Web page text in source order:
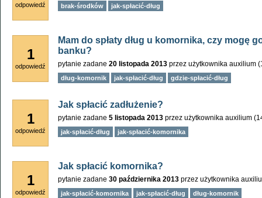
odpowiedź brak-środków jak-spłacić-dług
1
odpowiedź
Mam do spłaty dług u komornika, czy mogę
banku?
pytanie zadane 20 listopada 2013 przez użytkownika auxilium (
dług-komornik jak-spłacić-dług gdzie-spłacić-dług
1
odpowiedź
Jak spłacić zadłużenie?
pytanie zadane 5 listopada 2013 przez użytkownika auxilium (
jak-spłacić-dług jak-spłacić-komornika
1
odpowiedź
Jak spłacić komornika?
pytanie zadane 30 października 2013 przez użytkownika
jak-spłacić-komornika jak-spłacić-dług dług-komornik